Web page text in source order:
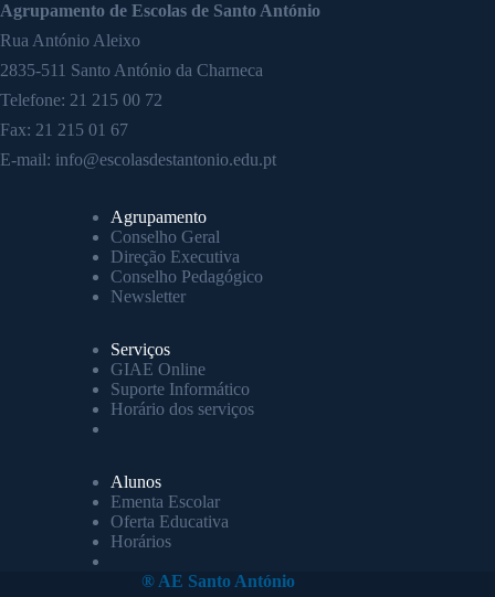
Agrupamento de Escolas de Santo António
Rua António Aleixo
2835-511 Santo António da Charneca
Telefone: 21 215 00 72
Fax: 21 215 01 67
E-mail: info@escolasdestantonio.edu.pt
Agrupamento
Conselho Geral
Direção Executiva
Conselho Pedagógico
Newsletter
Serviços
GIAE Online
Suporte Informático
Horário dos serviços
Alunos
Ementa Escolar
Oferta Educativa
Horários
® AE Santo António